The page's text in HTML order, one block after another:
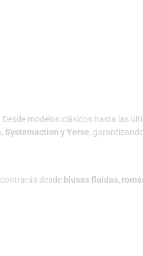
modelos clásicos hasta las
Systemaction y Yerse,
desde blusas fluidas,